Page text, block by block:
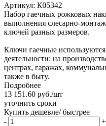
Артикул: К05342
Набор гаечных рожковых
выполнения слесарно-
ключей разных размеров.
Ключи гаечные
деятельности: на
центрах, гаражах,
также в быту.
Подробнее
13 151.60 руб./шт
уточнить сроки
Купить дешевле/ быстрее
-
+